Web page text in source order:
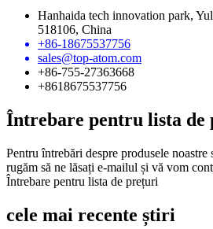
Hanhaida tech innovation park,
518106, China
+86-18675537756
sales@top-atom.com
+86-755-27363668
+8618675537756
Întrebare pentru lista
Pentru întrebări despre produsele noastre
rugăm să ne lăsați e-mailul și vă vom
Întrebare pentru lista de prețuri
cele mai recente știri